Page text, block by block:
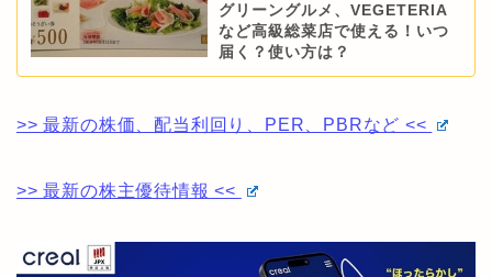
グリーングルメ、VEGETERIA
など高級総菜店で使える！いつ
届く？使い方は？
>> 最新の株価、配当利回り、PER、PBRなど <<
>> 最新の株主優待情報 <<